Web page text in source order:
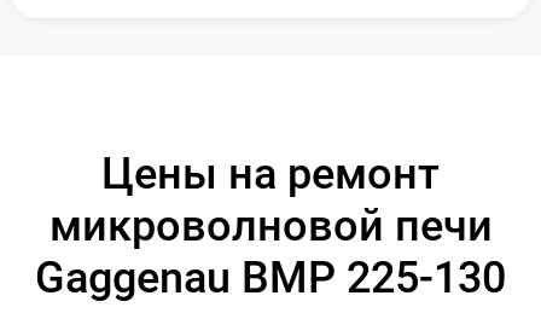
Цены на ремонт
микроволновой печи
Gaggenau BMP 225-130